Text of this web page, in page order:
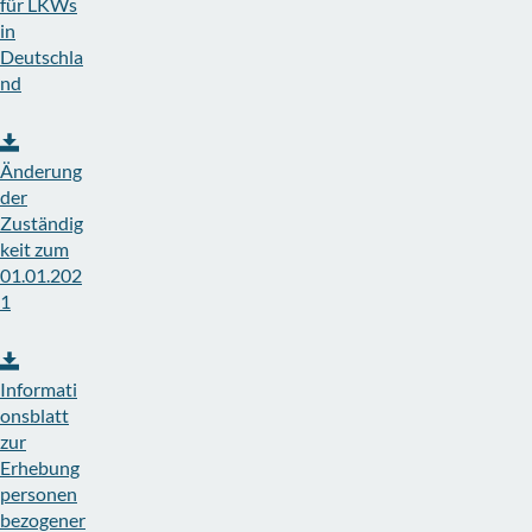
in
Deutschla
nd
Änderung
der
Zuständig
keit zum
01.01.202
1
Informati
onsblatt
zur
Erhebung
personen
bezogener